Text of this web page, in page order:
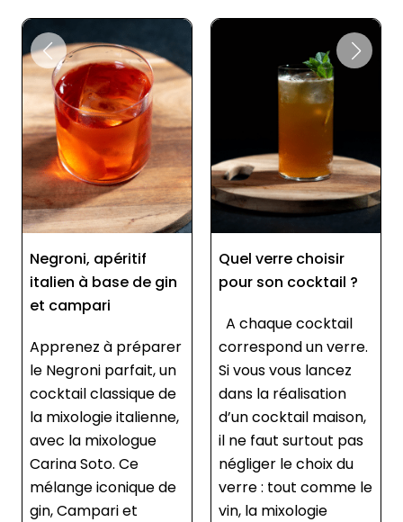
Negroni, apéritif
italien à base de gin
et campari
Apprenez à préparer
le Negroni parfait, un
cocktail classique de
la mixologie italienne,
avec la mixologue
Carina Soto. Ce
mélange iconique de
gin, Campari et
Quel verre choisir
pour son cocktail ?
A chaque cocktail
correspond un verre.
Si vous vous lancez
dans la réalisation
d’un cocktail maison,
il ne faut surtout pas
négliger le choix du
verre : tout comme le
vin, la mixologie